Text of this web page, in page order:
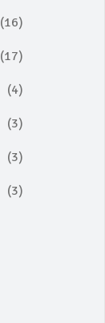
(16)
(17)
(4)
(3)
(3)
(3)